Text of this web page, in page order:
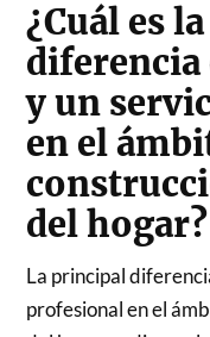
¿Cuál es
y un
en el
del hogar?
La principal
profesional en el